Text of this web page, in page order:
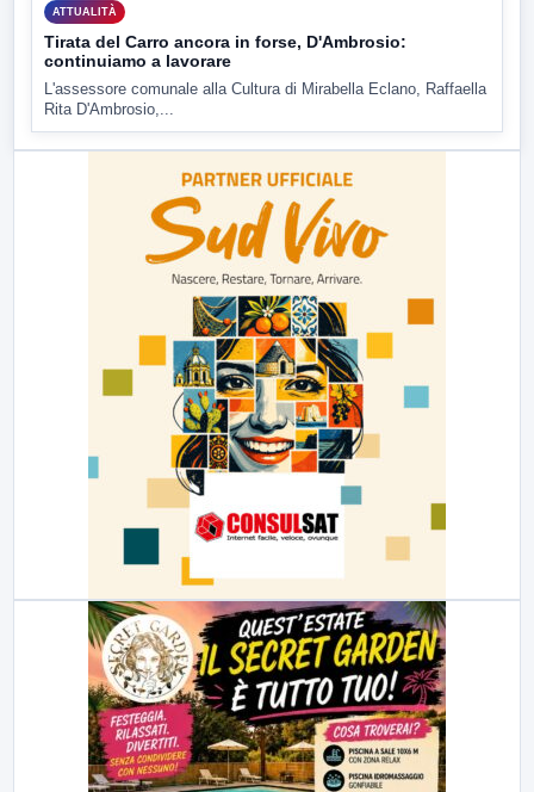
ATTUALITÀ
Tirata del Carro ancora in forse, D'Ambrosio:
continuiamo a lavorare
L'assessore comunale alla Cultura di Mirabella Eclano, Raffaella
Rita D'Ambrosio,...